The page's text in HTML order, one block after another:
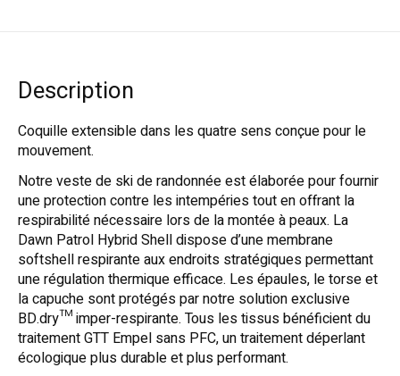
Description
Coquille extensible dans les quatre sens conçue pour le
mouvement.
Notre veste de ski de randonnée est élaborée pour fournir
une protection contre les intempéries tout en offrant la
respirabilité nécessaire lors de la montée à peaux. La
Dawn Patrol Hybrid Shell dispose d’une membrane
softshell respirante aux endroits stratégiques permettant
une régulation thermique efficace. Les épaules, le torse et
la capuche sont protégés par notre solution exclusive
BD.dry™ imper-respirante. Tous les tissus bénéficient du
traitement GTT Empel sans PFC, un traitement déperlant
écologique plus durable et plus performant.